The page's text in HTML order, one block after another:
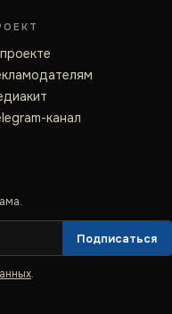
канал
Подписаться
.